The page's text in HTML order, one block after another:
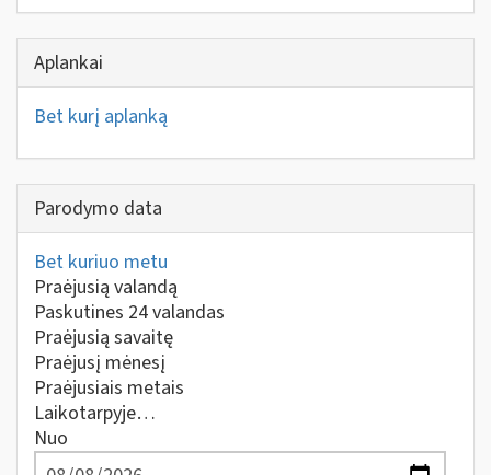
Aplankai
Bet kurį aplanką
Parodymo data
Bet kuriuo metu
Praėjusią valandą
Paskutines 24 valandas
Praėjusią savaitę
Praėjusį mėnesį
Praėjusiais metais
Laikotarpyje…
Nuo